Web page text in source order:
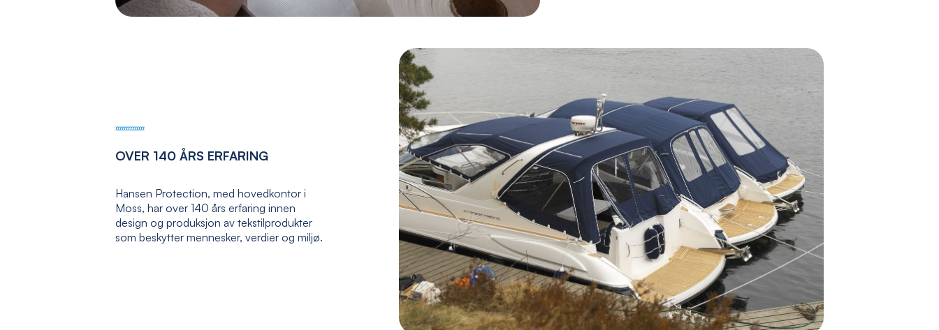
OVER 140 ÅRS ERFARING
Hansen Protection, med hovedkontor i
Moss, har over 140 års erfaring innen
design og produksjon av tekstilprodukter
som beskytter mennesker, verdier og miljø.